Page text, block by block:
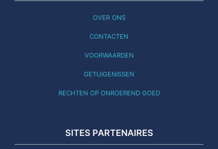
OVER ONS
CONTACTEN
VOORWAARDEN
GETUIGENISSEN
RECHTEN OP ONROEREND GOED
SITES PARTENAIRES